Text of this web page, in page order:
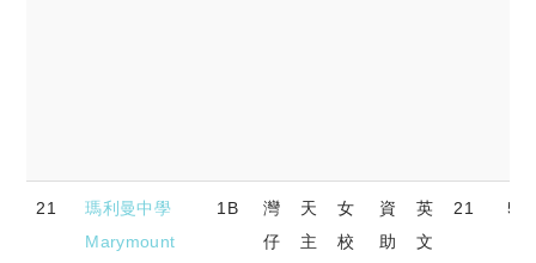
21
瑪利曼中學
Marymount
1B
灣
仔
天
主
女
校
資
助
英
文
21 56